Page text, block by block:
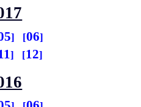
06
12